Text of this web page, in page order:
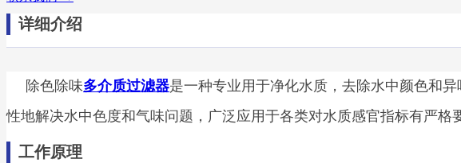
详细介绍
除色除味多介质过滤器是一种专业用于净化水质，去除水中颜色和
性地解决水中色度和气味问题，广泛应用于各类对水质感官指标有严格
工作原理